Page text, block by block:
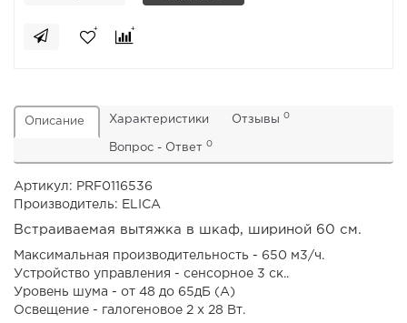
Описание Характеристики Отзывы 0
Вопрос - Ответ 0
Артикул: PRF0116536
Производитель: ELICA
Встраиваемая вытяжка в шкаф, шириной 60 см.
Максимальная производительность - 650 м3/ч.
Устройство управления - сенсорное 3 ск..
Уровень шума - от 48 до 65дБ (А)
Освещение - галогеновое 2 х 28 Вт.